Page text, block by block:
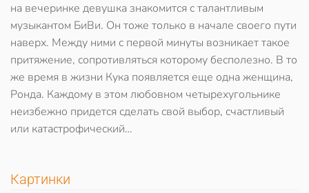
на вечеринке девушка знакомится с талантливым
музыкантом БиВи. Он тоже только в начале своего пути
наверх. Между ними с первой минуты возникает такое
притяжение, сопротивляться которому бесполезно. В то
же время в жизни Кука появляется еще одна женщина,
Ронда. Каждому в этом любовном четырехугольнике
неизбежно придется сделать свой выбор, счастливый
или катастрофический…
Картинки